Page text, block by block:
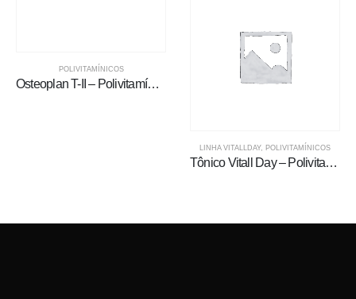
POLIVITAMÍNICOS
Osteoplan T-II – Polivitamínico Linha Premium
LINHA VITALLDAY, POLIVITAMÍNICOS
Tônico Vitall Day – Polivitamínico Líquido